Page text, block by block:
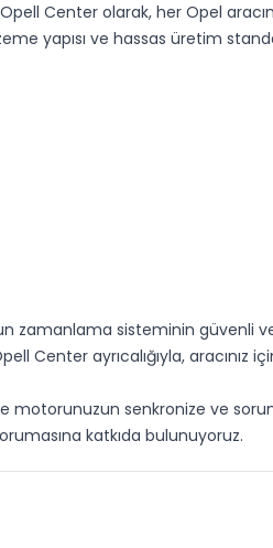
Center olarak, her Opel
yapısı ve hassas üretim
sisteminin güvenli ve
Center ayrıcalığıyla, aracınız
motorunuzun senkronize ve
katkıda bulunuyoruz.